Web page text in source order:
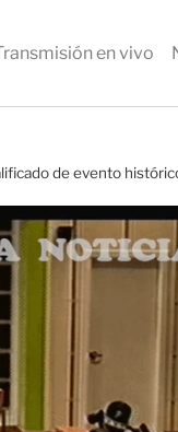
en vivo
de evento